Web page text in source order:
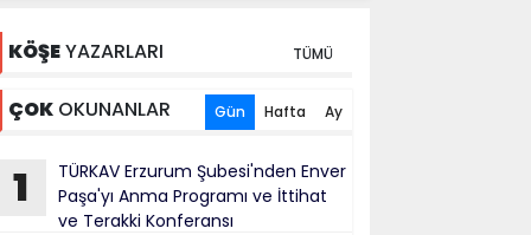
KÖŞEYAZARLARI TÜMÜ
ÇOKOKUNANLAR Gün Hafta Ay
1
TÜRKAV Erzurum Şubesi'nden Enver
Paşa'yı Anma Programı ve İttihat
ve Terakki Konferansı